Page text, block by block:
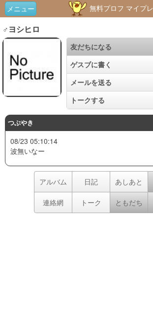
メニュー 無料プロフ マイプレ
♂ヨシヒロ
友だちになる
ゲスブに書く
メールを送る
トークする
つぶやき
08/23 05:10:14
波無いなー
アルバム 日記 あしあと
連絡網 トーク ともだち